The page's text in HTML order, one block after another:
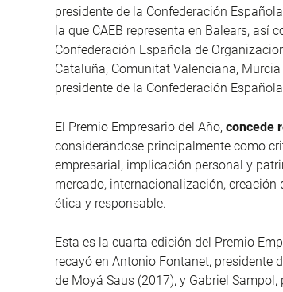
presidente de la Confederación
la que CAEB representa en Balears, así
Confederación Española de
Cataluña, Comunitat Valenciana,
presidente de la Confederación
El Premio Empresario del Año, concede
considerándose principalmente como
empresarial, implicación personal y
mercado, internacionalización,
ética y responsable.
Esta es la cuarta edición del Premio
recayó en Antonio Fontanet, presidente
de Moyá Saus (2017), y Gabriel